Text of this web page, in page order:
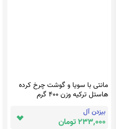
مانتی با سویا و گوشت چرخ کرده
هاستل ترکیه وزن 400 گرم
بیزدن آل
233,000 تومان